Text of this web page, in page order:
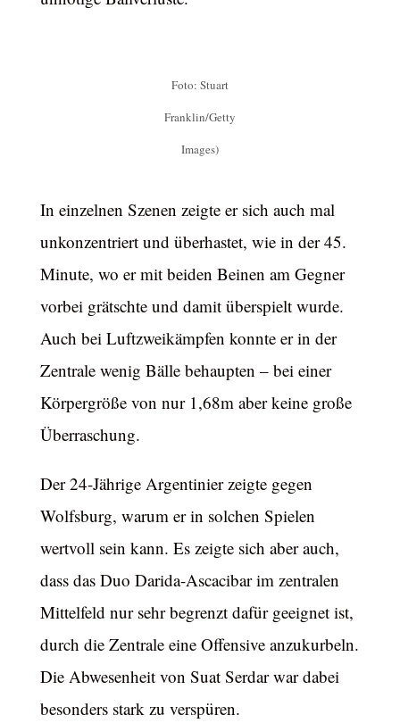
Foto: Stuart
Franklin/Getty
Images)
In einzelnen Szenen zeigte er sich auch mal
unkonzentriert und überhastet, wie in der 45.
Minute, wo er mit beiden Beinen am Gegner
vorbei grätschte und damit überspielt wurde.
Auch bei Luftzweikämpfen konnte er in der
Zentrale wenig Bälle behaupten – bei einer
Körpergröße von nur 1,68m aber keine große
Überraschung.
Der 24-Jährige Argentinier zeigte gegen
Wolfsburg, warum er in solchen Spielen
wertvoll sein kann. Es zeigte sich aber auch,
dass das Duo Darida-Ascacibar im zentralen
Mittelfeld nur sehr begrenzt dafür geeignet ist,
durch die Zentrale eine Offensive anzukurbeln.
Die Abwesenheit von Suat Serdar war dabei
besonders stark zu verspüren.